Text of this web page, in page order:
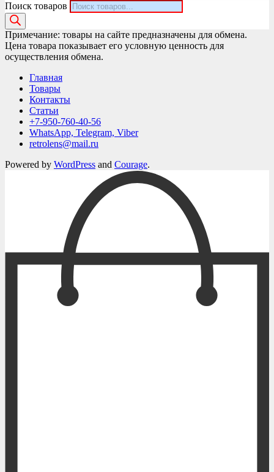
Поиск товаров
Примечание: товары на сайте предназначены для обмена.
Цена товара показывает его условную ценность для
осуществления обмена.
Главная
Товары
Контакты
Статьи
+7-950-760-40-56
WhatsApp, Telegram, Viber
retrolens@mail.ru
Powered by WordPress and Courage.